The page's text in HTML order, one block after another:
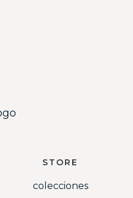
STORE
colecciones